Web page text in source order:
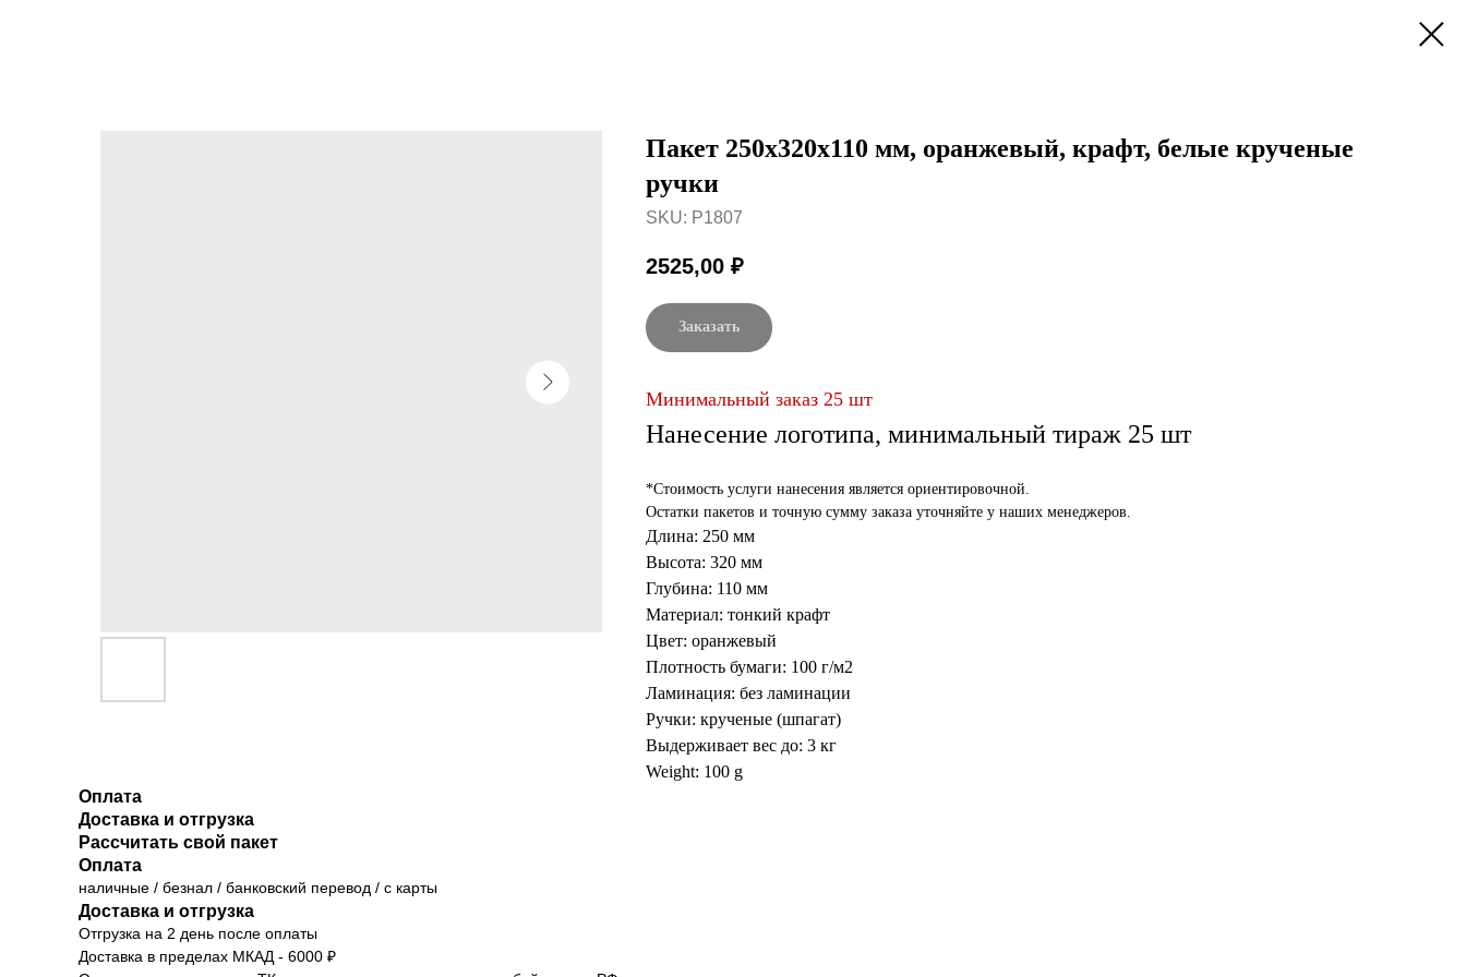
Пакет 250x320x110 мм, оранжевый, крафт, белые крученые
ручки
SKU: P1807
2525,00 ₽
Заказать
Минимальный заказ 25 шт
Нанесение логотипа, минимальный тираж 25 шт
*Стоимость услуги нанесения является ориентировочной.
Остатки пакетов и точную сумму заказа уточняйте у наших менеджеров.
Длина: 250 мм
Высота: 320 мм
Глубина: 110 мм
Материал: тонкий крафт
Цвет: оранжевый
Плотность бумаги: 100 г/м2
Ламинация: без ламинации
Ручки: крученые (шпагат)
Выдерживает вес до: 3 кг
Weight: 100 g
Оплата
Доставка и отгрузка
Рассчитать свой пакет
Оплата
наличные / безнал / банковский перевод / с карты
Доставка и отгрузка
Отгрузка на 2 день после оплаты
Доставка в пределах МКАД - 6000 ₽